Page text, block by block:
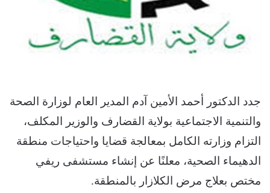
جدد الدكتور أحمد الأمين آدم المدير العام لوزارة الصحة
والتنمية الاجتماعية بولاية القضارف والوزير المكلف،
التزام وزارته الكامل بمعالجة قضايا واحتياجات منطقة
الدهيماء الصحية، معلنًا عن إنشاء مستشفى ريفي
مختص بعلاج مرض الكلازار بالمنطقة.